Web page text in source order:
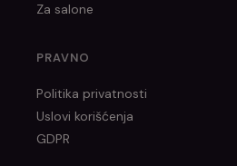
Za salone
PRAVNO
Politika privatnosti
Uslovi korišćenja
GDPR